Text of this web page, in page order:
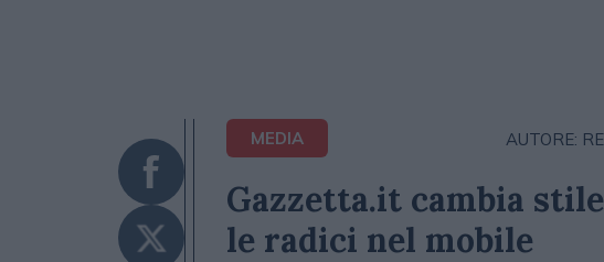
MEDIA AUTORE:
Gazzetta.it cambia
le radici nel mobile